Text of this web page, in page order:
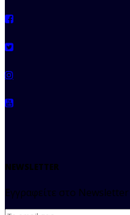
NEWSLETTER
Εγγραφείτε στο